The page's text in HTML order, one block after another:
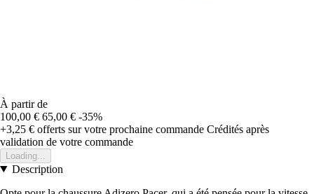
À partir de
100,00 € 65,00 € -35%
+3,25 € offerts sur votre prochaine commande Crédités après
validation de votre commande
Loading...
Description